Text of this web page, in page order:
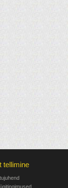
tellimine